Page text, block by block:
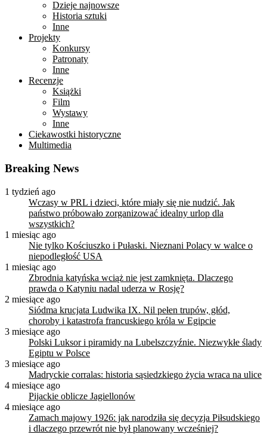
Dzieje najnowsze
Historia sztuki
Inne
Projekty
Konkursy
Patronaty
Inne
Recenzje
Książki
Film
Wystawy
Inne
Ciekawostki historyczne
Multimedia
Breaking News
1 tydzień ago
Wczasy w PRL i dzieci, które miały się nie nudzić. Jak
państwo próbowało zorganizować idealny urlop dla
wszystkich?
1 miesiąc ago
Nie tylko Kościuszko i Pułaski. Nieznani Polacy w walce o
niepodległość USA
1 miesiąc ago
Zbrodnia katyńska wciąż nie jest zamknięta. Dlaczego
prawda o Katyniu nadal uderza w Rosję?
2 miesiące ago
Siódma krucjata Ludwika IX. Nil pełen trupów, głód,
choroby i katastrofa francuskiego króla w Egipcie
3 miesiące ago
Polski Luksor i piramidy na Lubelszczyźnie. Niezwykłe ślady
Egiptu w Polsce
3 miesiące ago
Madryckie corralas: historia sąsiedzkiego życia wraca na ulice
4 miesiące ago
Pijackie oblicze Jagiellonów
4 miesiące ago
Zamach majowy 1926: jak narodziła się decyzja Piłsudskiego
i dlaczego przewrót nie był planowany wcześniej?